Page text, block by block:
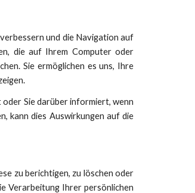
und die Navigation auf
die auf Ihrem Computer oder
Sie ermöglichen es uns, Ihre
Sie darüber informiert, wenn
kann dies Auswirkungen auf die
zu berichtigen, zu löschen oder
Verarbeitung Ihrer persönlichen